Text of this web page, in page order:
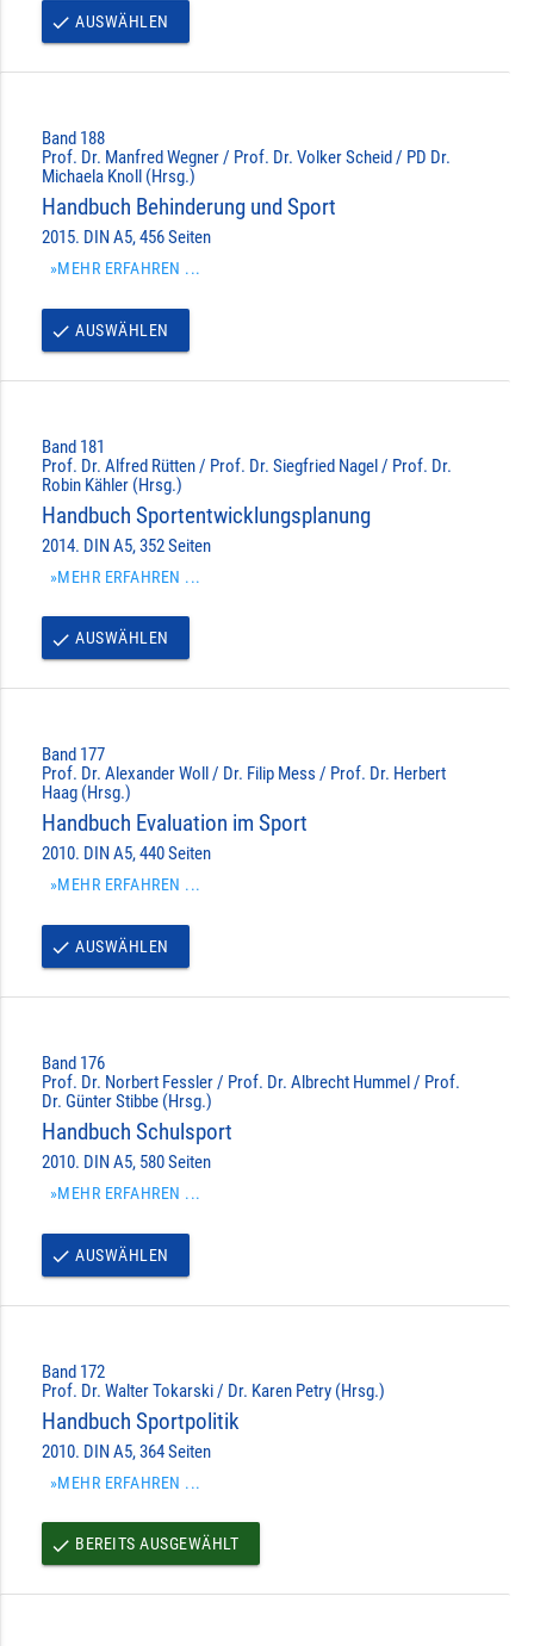
done AUSWÄHLEN
Band 188
Prof. Dr. Manfred Wegner / Prof. Dr. Volker Scheid / PD Dr.
Michaela Knoll (Hrsg.)
Handbuch Behinderung und Sport
2015. DIN A5, 456 Seiten
»MEHR ERFAHREN ...
done AUSWÄHLEN
Band 181
Prof. Dr. Alfred Rütten / Prof. Dr. Siegfried Nagel / Prof. Dr.
Robin Kähler (Hrsg.)
Handbuch Sportentwicklungsplanung
2014. DIN A5, 352 Seiten
»MEHR ERFAHREN ...
done AUSWÄHLEN
Band 177
Prof. Dr. Alexander Woll / Dr. Filip Mess / Prof. Dr. Herbert
Haag (Hrsg.)
Handbuch Evaluation im Sport
2010. DIN A5, 440 Seiten
»MEHR ERFAHREN ...
done AUSWÄHLEN
Band 176
Prof. Dr. Norbert Fessler / Prof. Dr. Albrecht Hummel / Prof.
Dr. Günter Stibbe (Hrsg.)
Handbuch Schulsport
2010. DIN A5, 580 Seiten
»MEHR ERFAHREN ...
done AUSWÄHLEN
Band 172
Prof. Dr. Walter Tokarski / Dr. Karen Petry (Hrsg.)
Handbuch Sportpolitik
2010. DIN A5, 364 Seiten
»MEHR ERFAHREN ...
done BEREITS AUSGEWÄHLT